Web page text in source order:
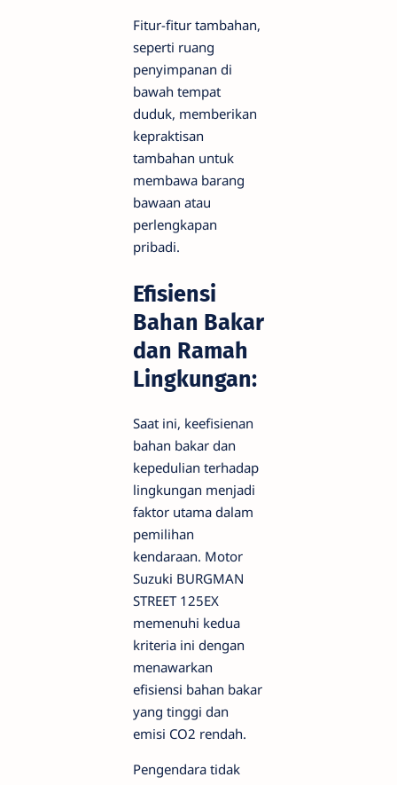
Fitur-fitur tambahan,
seperti ruang
penyimpanan di
bawah tempat
duduk, memberikan
kepraktisan
tambahan untuk
membawa barang
bawaan atau
perlengkapan
pribadi.
Efisiensi
Bahan Bakar
dan Ramah
Lingkungan:
Saat ini, keefisienan
bahan bakar dan
kepedulian terhadap
lingkungan menjadi
faktor utama dalam
pemilihan
kendaraan. Motor
Suzuki BURGMAN
STREET 125EX
memenuhi kedua
kriteria ini dengan
menawarkan
efisiensi bahan bakar
yang tinggi dan
emisi CO2 rendah.
Pengendara tidak